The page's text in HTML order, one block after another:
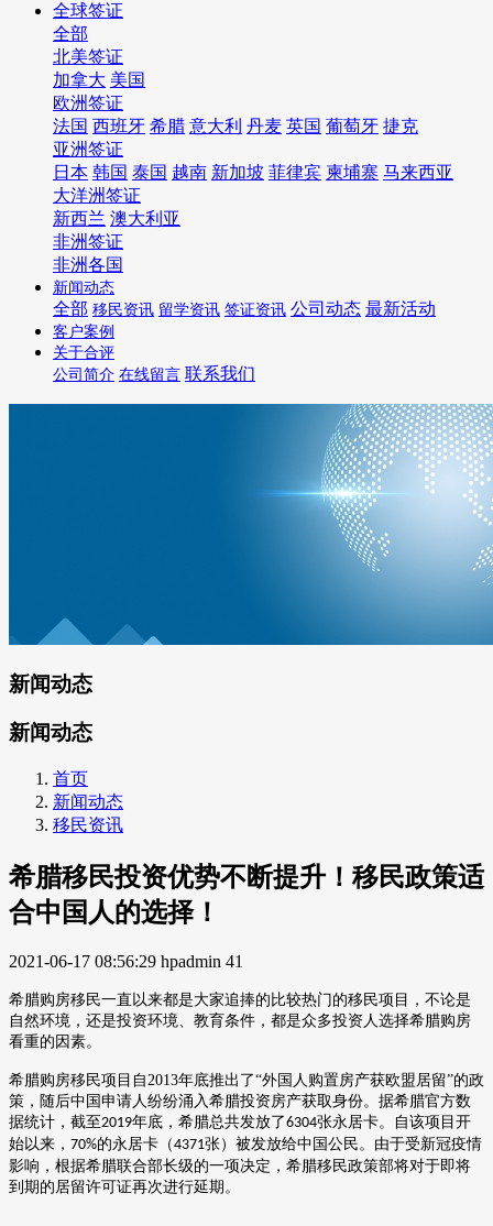
全球签证
全部
北美签证
加拿大 美国
欧洲签证
法国 西班牙 希腊 意大利 丹麦 英国 葡萄牙 捷克
亚洲签证
日本 韩国 泰国 越南 新加坡 菲律宾 柬埔寨 马来西亚
大洋洲签证
新西兰 澳大利亚
非洲签证
非洲各国
新闻动态
全部 移民资讯 留学资讯 签证资讯 公司动态 最新活动
客户案例
关于合评
公司简介 在线留言 联系我们
新闻动态
新闻动态
首页
新闻动态
移民资讯
希腊移民投资优势不断提升！移民政策适
合中国人的选择！
2021-06-17 08:56:29 hpadmin 41
希腊购房移民一直以来都是大家追捧的比较热门的移民项目，不论是
自然环境，还是投资环境、教育条件，都是众多投资人选择希腊购房
看重的因素。
希腊购房移民项目自 2013年底推出了“外国人购置房产获欧盟居留”的政
策，随后中国申请人纷纷涌入希腊投资房产获取身份。据希腊官方数
据统计，截至2019年底，希腊总共发放了6304张永居卡。自该项目开
始以来， 70%的永居卡（4371张）被发放给中国公民。 由于受新冠疫情
影响，根据希腊联合部长级的一项决定，希腊移民政策部将对于即将
到期的居留许可证再次进行延期。